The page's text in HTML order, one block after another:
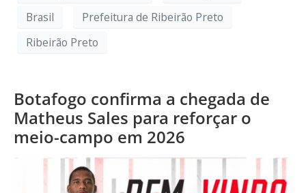
Brasil
Prefeitura de Ribeirão Preto
Ribeirão Preto
Botafogo confirma a chegada de
Matheus Sales para reforçar o
meio-campo em 2026